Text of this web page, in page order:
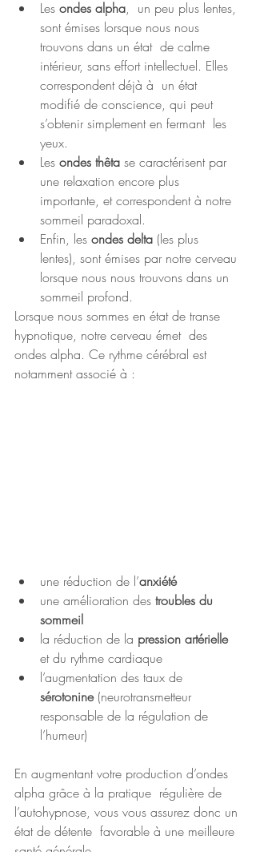
Les ondes alpha,  un peu plus lentes,
sont émises lorsque nous nous
trouvons dans un état  de calme
intérieur, sans effort intellectuel. Elles
correspondent déjà à  un état
modifié de conscience, qui peut
s’obtenir simplement en fermant  les
yeux.
Les ondes thêta se caractérisent par
une relaxation encore plus
importante, et correspondent à notre
sommeil paradoxal.
Enfin, les ondes delta (les plus
lentes), sont émises par notre cerveau
lorsque nous nous trouvons dans un
sommeil profond.
Lorsque nous sommes en état de transe
hypnotique, notre cerveau émet  des
ondes alpha. Ce rythme cérébral est
notamment associé à :
une réduction de l’anxiété
une amélioration des troubles du
sommeil
la réduction de la pression artérielle
et du rythme cardiaque
l’augmentation des taux de
sérotonine (neurotransmetteur
responsable de la régulation de
l’humeur)
En augmentant votre production d’ondes
alpha grâce à la pratique  régulière de
l’autohypnose, vous vous assurez donc un
état de détente  favorable à une meilleure